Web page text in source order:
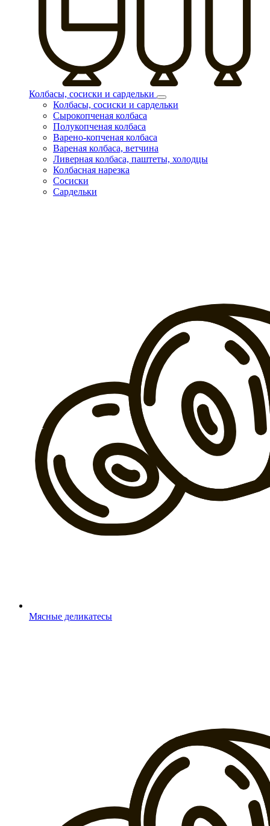
Колбасы, сосиски и сардельки
Колбасы, сосиски и сардельки
Сырокопченая колбаса
Полукопченая колбаса
Варено-копченая колбаса
Вареная колбаса, ветчина
Ливерная колбаса, паштеты, холодцы
Колбасная нарезка
Сосиски
Сардельки
Мясные деликатесы